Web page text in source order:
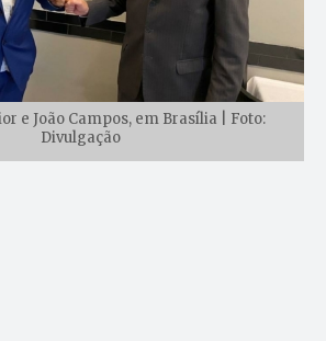
e João Campos, em Brasília | Foto:
Divulgação